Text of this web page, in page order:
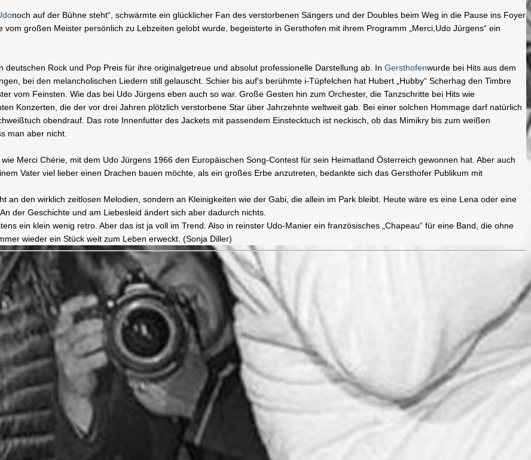
noch auf der Bühne steht“, schwärmte ein glücklicher Fan des verstorbenen Sängers und der Doubles beim Weg in die Pause ins Foyer
großen Meister persönlich zu Lebzeiten gelobt wurde, begeisterte in Gersthofen mit ihrem Programm „Merci,Udo Jürgens“ ein
Rock und Pop Preis für ihre originalgetreue und absolut professionelle Darstellung ab. In Gersthofenwurde bei Hits aus dem
bei den melancholischen Liedern still gelauscht. Schier bis auf’s berühmte i-Tüpfelchen hat Hubert „Hubby“ Scherhag den Timbre
vom Feinsten. Wie das bei Udo Jürgens eben auch so war. Große Gesten hin zum Orchester, die Tanzschritte bei Hits wie
Konzerten, die der vor drei Jahren plötzlich verstorbene Star über Jahrzehnte weltweit gab. Bei einer solchen Hommage darf natürlich
obendrauf. Das rote Innenfutter des Jackets mit passendem Einstecktuch ist neckisch, ob das Mimikry bis zum weißen
man aber nicht.
Merci Chérie, mit dem Udo Jürgens 1966 den Europäischen Song-Contest für sein Heimatland Österreich gewonnen hat. Aber auch
Vater viel lieber einen Drachen bauen möchte, als ein großes Erbe anzutreten, bedankte sich das Gersthofer Publikum mit
an den wirklich zeitlosen Melodien, sondern an Kleinigkeiten wie der Gabi, die allein im Park bleibt. Heute wäre es eine Lena oder eine
der Geschichte und am Liebesleid ändert sich aber dadurch nichts.
ein klein wenig retro. Aber das ist ja voll im Trend. Also in reinster Udo-Manier ein französisches „Chapeau“ für eine Band, die ohne
wieder ein Stück weit zum Leben erweckt. (Sonja Diller)